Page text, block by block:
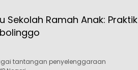
Sekolah Ramah Anak: Praktik
tantangan penyelenggaraan